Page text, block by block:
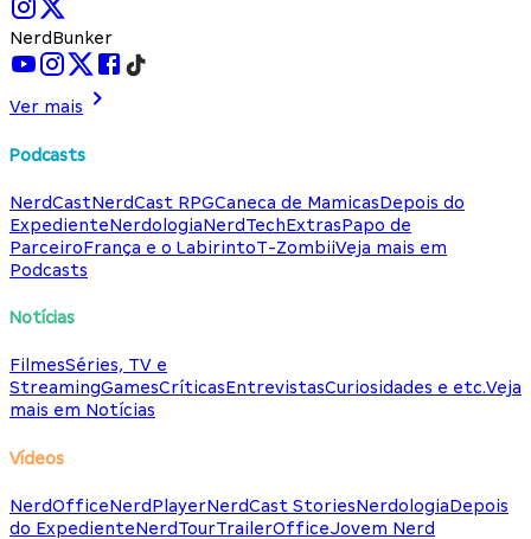
NerdBunker
Ver mais
Podcasts
NerdCastNerdCast RPGCaneca de MamicasDepois do
ExpedienteNerdologiaNerdTechExtrasPapo de
ParceiroFrança e o LabirintoT-ZombiiVeja mais em
Podcasts
Notícias
FilmesSéries, TV e
StreamingGamesCríticasEntrevistasCuriosidades e etc.Veja
mais em Notícias
Vídeos
NerdOfficeNerdPlayerNerdCast StoriesNerdologiaDepois
do ExpedienteNerdTourTrailerOfficeJovem Nerd